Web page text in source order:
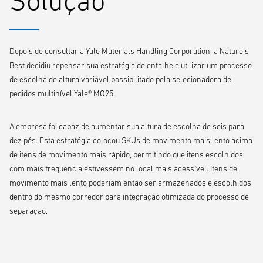
Depois de consultar a Yale Materials Handling Corporation, a Nature's
Best decidiu repensar sua estratégia de entalhe e utilizar um processo
de escolha de altura variável possibilitado pela selecionadora de
pedidos multinível Yale® MO25.
A empresa foi capaz de aumentar sua altura de escolha de seis para
dez pés. Esta estratégia colocou SKUs de movimento mais lento acima
de itens de movimento mais rápido, permitindo que itens escolhidos
com mais frequência estivessem no local mais acessível. Itens de
movimento mais lento poderiam então ser armazenados e escolhidos
dentro do mesmo corredor para integração otimizada do processo de
separação.